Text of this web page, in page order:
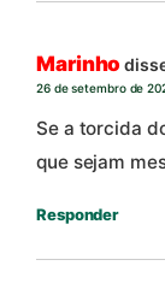
Marinho
26 de setembro de
Se a torcida
que sejam
Responder